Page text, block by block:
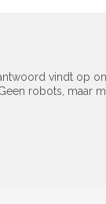
vindt op
robots, maar